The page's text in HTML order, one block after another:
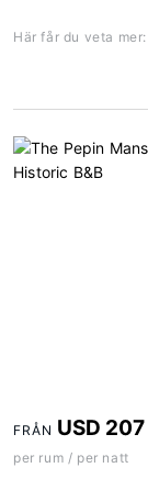
Här får du veta mer:
FRÅN USD 207
per rum / per natt